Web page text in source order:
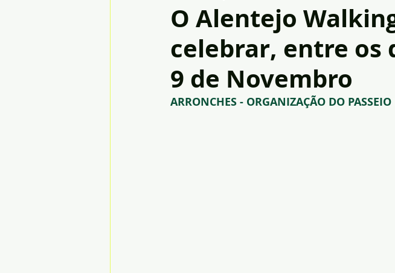
O Alentejo
celebrar, entre os
9 de Novembro
ARRONCHES - ORGANIZAÇÃO DO PASSEIO